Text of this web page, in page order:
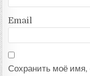
Email
Сохранить моё